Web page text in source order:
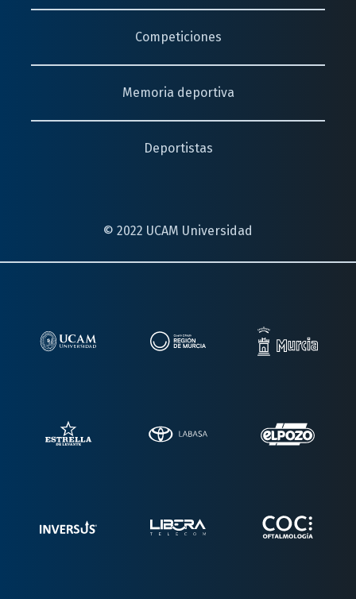
Competiciones
Memoria deportiva
Deportistas
© 2022 UCAM Universidad